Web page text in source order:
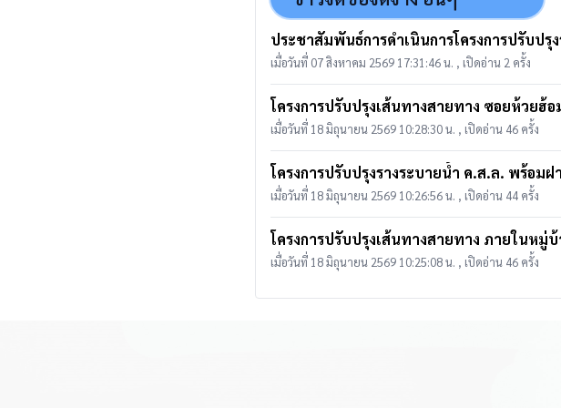
เมื่อวันที่ 07 สิงหาคม 2569 17:31:46 น. , เปิดอ่าน 2 ครั้ง
โครงการปรับปรุงเส้นทางสายทาง ซอยห้วย
เมื่อวันที่ 18 มิถุนายน 2569 10:28:30 น. , เปิดอ่าน 46 ครั้ง
โครงการปรับปรุงรางระบายน้ำ ค.ส.ล. พร้อ
เมื่อวันที่ 18 มิถุนายน 2569 10:26:56 น. , เปิดอ่าน 44 ครั้ง
เมื่อวันที่ 18 มิถุนายน 2569 10:25:08 น. , เปิดอ่าน 46 ครั้ง